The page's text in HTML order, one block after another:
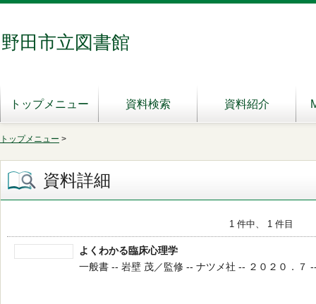
野田市立図書館
トップメニュー 資料検索 資料紹介
トップメニュー >
資料詳細
1 件中、 1 件目
よくわかる臨床心理学
一般書 -- 岩壁 茂／監修 -- ナツメ社 -- ２０２０．７